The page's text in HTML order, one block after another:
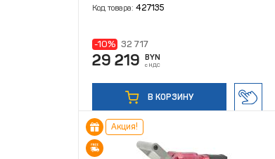
Код товара: 427135
-10% 32 717
29 219 BYN
с НДС
В КОРЗИНУ
Акция!